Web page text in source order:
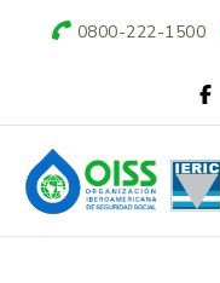
0800-222-1500